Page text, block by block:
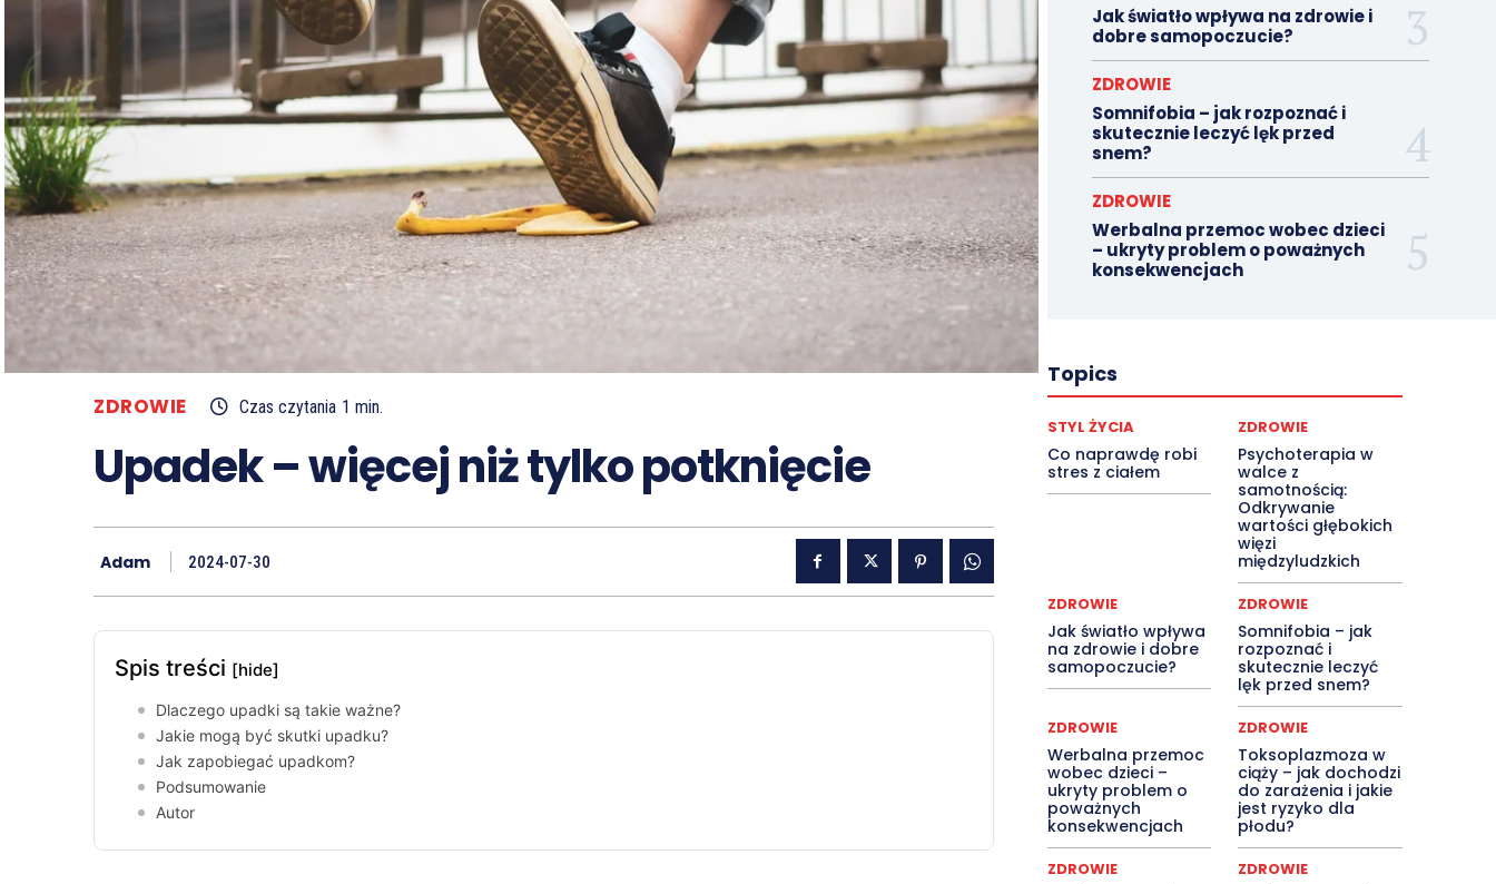
ZDROWIE Czas czytania 1 min.
Upadek – więcej niż tylko potknięcie
Adam 2024-07-30
Spis treści [hide]
Dlaczego upadki są takie ważne?
Jakie mogą być skutki upadku?
Jak zapobiegać upadkom?
Podsumowanie
Autor
Jak światło wpływa na zdrowie i
dobre samopoczucie?
ZDROWIE
Somnifobia – jak rozpoznać i
skutecznie leczyć lęk przed
snem?
ZDROWIE
Werbalna przemoc wobec dzieci
– ukryty problem o poważnych
konsekwencjach
Topics
STYL ŻYCIA
Co naprawdę robi
stres z ciałem
ZDROWIE
Psychoterapia w
walce z
samotnością:
Odkrywanie
wartości głębokich
więzi
międzyludzkich
ZDROWIE
Jak światło wpływa
na zdrowie i dobre
samopoczucie?
ZDROWIE
Somnifobia – jak
rozpoznać i
skutecznie leczyć
lęk przed snem?
ZDROWIE
Werbalna przemoc
wobec dzieci –
ukryty problem o
poważnych
konsekwencjach
ZDROWIE
Toksoplazmoza w
ciąży – jak dochodzi
do zarażenia i jakie
jest ryzyko dla
płodu?
ZDROWIE ZDROWIE